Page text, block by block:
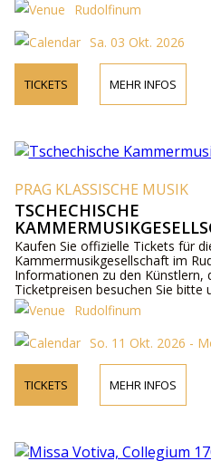
Rudolfinum
Sa. 03 Okt. 2026
TICKETS MEHR INFOS
PRAG KLASSISCHE MUSIK
TSCHECHISCHE
Kaufen Sie offizielle Tickets für
Kammermusikgesellschaft im
Informationen zu den Künstlern,
Ticketpreisen besuchen Sie bitte
kontaktieren Sie uns telefonisch.
Rudolfinum
So. 11 Okt. 2026 -
TICKETS MEHR INFOS